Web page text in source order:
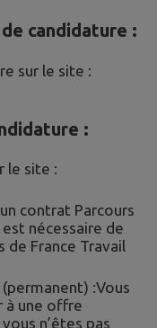
candidature :
sur le site :
:
le site :
contrat Parcours
nécessaire de
France Travail
:Vous
à une offre
n’êtes pas